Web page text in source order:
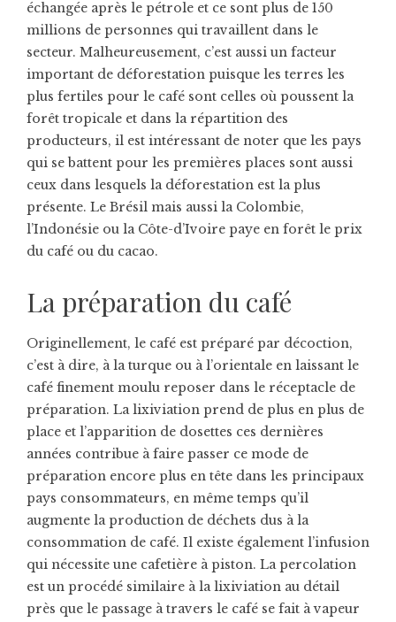
échangée après le pétrole et ce sont plus de 150
millions de personnes qui travaillent dans le
secteur. Malheureusement, c’est aussi un facteur
important de déforestation puisque les terres les
plus fertiles pour le café sont celles où poussent la
forêt tropicale et dans la répartition des
producteurs, il est intéressant de noter que les pays
qui se battent pour les premières places sont aussi
ceux dans lesquels la déforestation est la plus
présente. Le Brésil mais aussi la Colombie,
l’Indonésie ou la Côte-d’Ivoire paye en forêt le prix
du café ou du cacao.
La préparation du café
Originellement, le café est préparé par décoction,
c’est à dire, à la turque ou à l’orientale en laissant le
café finement moulu reposer dans le réceptacle de
préparation. La lixiviation prend de plus en plus de
place et l’apparition de dosettes ces dernières
années contribue à faire passer ce mode de
préparation encore plus en tête dans les principaux
pays consommateurs, en même temps qu’il
augmente la production de déchets dus à la
consommation de café. Il existe également l’infusion
qui nécessite une cafetière à piston. La percolation
est un procédé similaire à la lixiviation au détail
près que le passage à travers le café se fait à vapeur